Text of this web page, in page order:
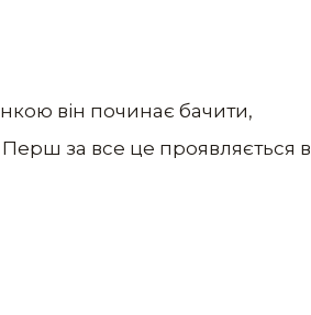
він починає бачити,
Перш за все це проявляється в